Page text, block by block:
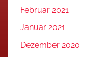
Februar 2021
Januar 2021
Dezember 2020